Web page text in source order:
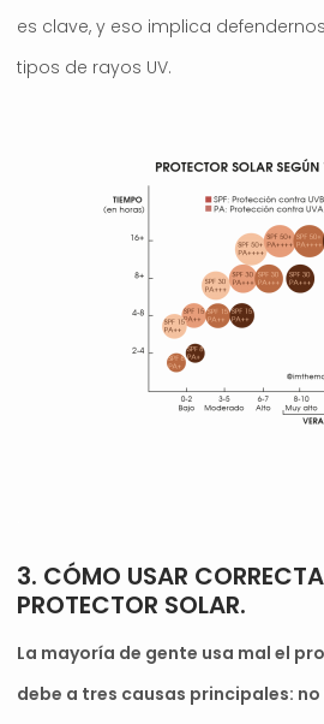
es clave, y eso implica
tipos de rayos UV.
3. CÓMO USAR
PROTECTOR SOLAR.
La mayoría de gente usa mal el
debe a tres causas principales: